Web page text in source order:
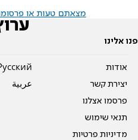
מצאתם טעות או
פנו אלינו
אודות
יצירת קשר
פרסמו אצלנו
תנאי שימוש
מדיניות פרטיות
عربية